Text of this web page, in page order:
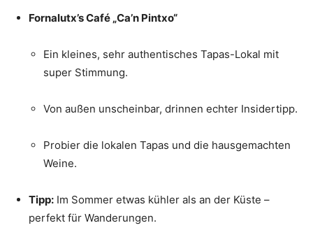
Fornalutx’s Café „Ca’n Pintxo“
Ein kleines, sehr authentisches Tapas-Lokal mit
super Stimmung.
Von außen unscheinbar, drinnen echter Insidertipp.
Probier die lokalen Tapas und die hausgemachten
Weine.
Tipp: Im Sommer etwas kühler als an der Küste –
perfekt für Wanderungen.